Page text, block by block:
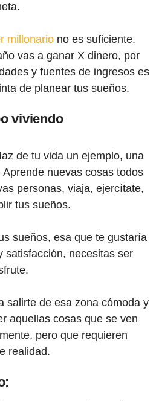
millonario no es suficiente.
vas a ganar X dinero, por
y fuentes de ingresos es
de planear tus sueños.
viviendo
de tu vida un ejemplo, una
nuevas cosas todos
personas, viaja, ejercítate,
tus sueños.
sueños, esa que te gustaría
satisfacción, necesitas ser
salirte de esa zona cómoda y
aquellas cosas que se ven
pero que requieren
realidad.